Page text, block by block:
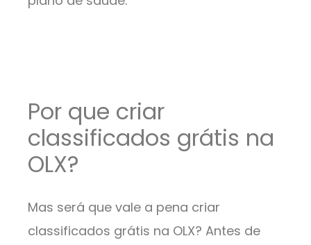
Por que criar
classificados grátis na
OLX?
Mas será que vale a pena criar
classificados grátis na OLX? Antes de